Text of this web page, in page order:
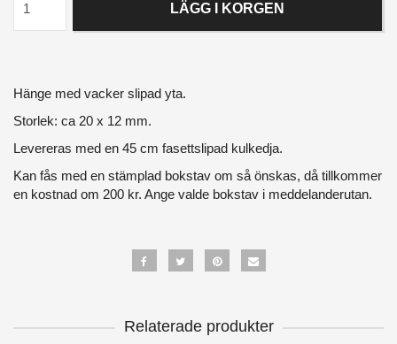
LÄGG I KORGEN
Hänge med vacker slipad yta.
Storlek: ca 20 x 12 mm.
Levereras med en 45 cm fasettslipad kulkedja.
Kan fås med en stämplad bokstav om så önskas, då tillkommer
en kostnad om 200 kr. Ange valde bokstav i meddelanderutan.
Relaterade produkter